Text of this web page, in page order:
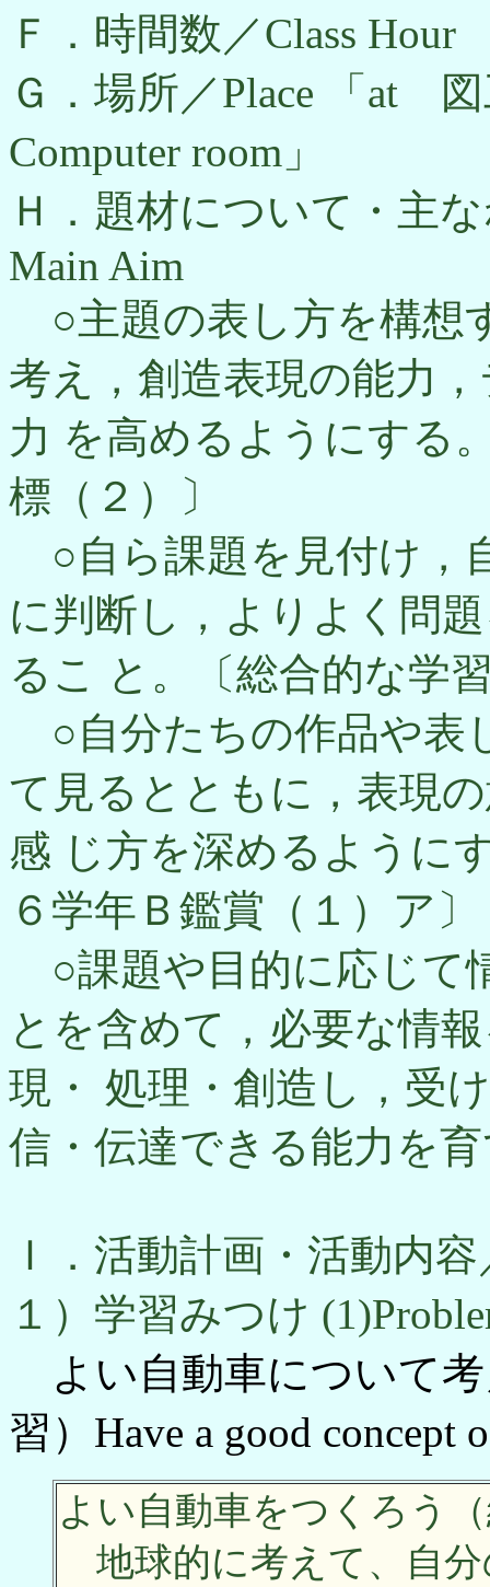
Ｆ．時間数／Class Hour
Ｇ．場所／Place 「at
Computer room」
Ｈ．題材について・主な
Main Aim
○主題の表し方を構想
考え，創造表現の能力
力 を高めるようにする
標（２）〕
○自ら課題を見付け，
に判断し，よりよく問
るこ と。〔総合的な
○自分たちの作品や表
て見るとともに，表現
感 じ方を深めるように
６学年Ｂ鑑賞（１）ア〕
○課題や目的に応じて
とを含めて，必要な情
現・ 処理・創造し，受
信・伝達できる能力を
Ｉ．活動計画・活動内容
１）学習みつけ
よい自動車について
習）Have a good concept
よい自動車をつくろう
地球的に考えて、自